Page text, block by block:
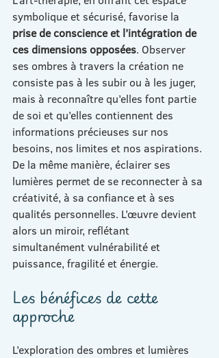
symbolique et sécurisé, favorise la
prise de conscience et l’intégration de
ces dimensions opposées. Observer
ses ombres à travers la création ne
consiste pas à les subir ou à les juger,
mais à reconnaître qu’elles font partie
de soi et qu’elles contiennent des
informations précieuses sur nos
besoins, nos limites et nos aspirations.
De la même manière, éclairer ses
lumières permet de se reconnecter à sa
créativité, à sa confiance et à ses
qualités personnelles. L’œuvre devient
alors un miroir, reflétant
simultanément vulnérabilité et
puissance, fragilité et énergie.
Les bénéfices de cette
approche
L’exploration des ombres et lumières